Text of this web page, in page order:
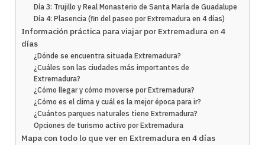
Día 3: Trujillo y Real Monasterio de Santa María de Guadalupe
Día 4: Plasencia (fin del paseo por Extremadura en 4 días)
Información práctica para viajar por Extremadura en 4
días
¿Dónde se encuentra situada Extremadura?
¿Cuáles son las ciudades más importantes de
Extremadura?
¿Cómo llegar y cómo moverse por Extremadura?
¿Cómo es el clima y cuál es la mejor época para ir?
¿Cuántos parques naturales tiene Extremadura?
Opciones de turismo activo por Extremadura
Mapa con todo lo que ver en Extremadura en 4 días